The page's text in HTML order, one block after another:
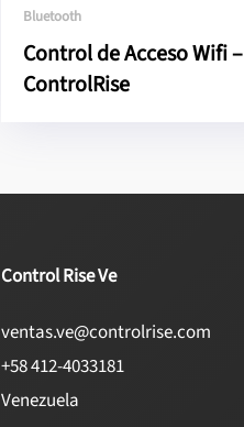
Bluetooth
Control de Acceso Wifi –
ControlRise
Control Rise Ve
ventas.ve@controlrise.com
+58 412-4033181
Venezuela